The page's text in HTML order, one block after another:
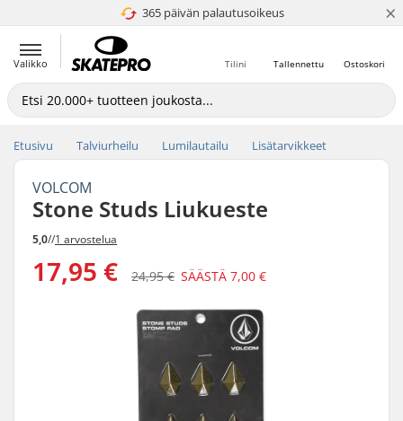
365 päivän palautusoikeus
4.8 / 5 ×
Valikko Ostoskori
Tallennettu
Tilini
Etusivu Talviurheilu Lumilautailu Lisätarvikkeet
VOLCOM
Stone Studs Liukueste
5,0//1 arvostelua
17,95 € 24,95 € SÄÄSTÄ 7,00 €